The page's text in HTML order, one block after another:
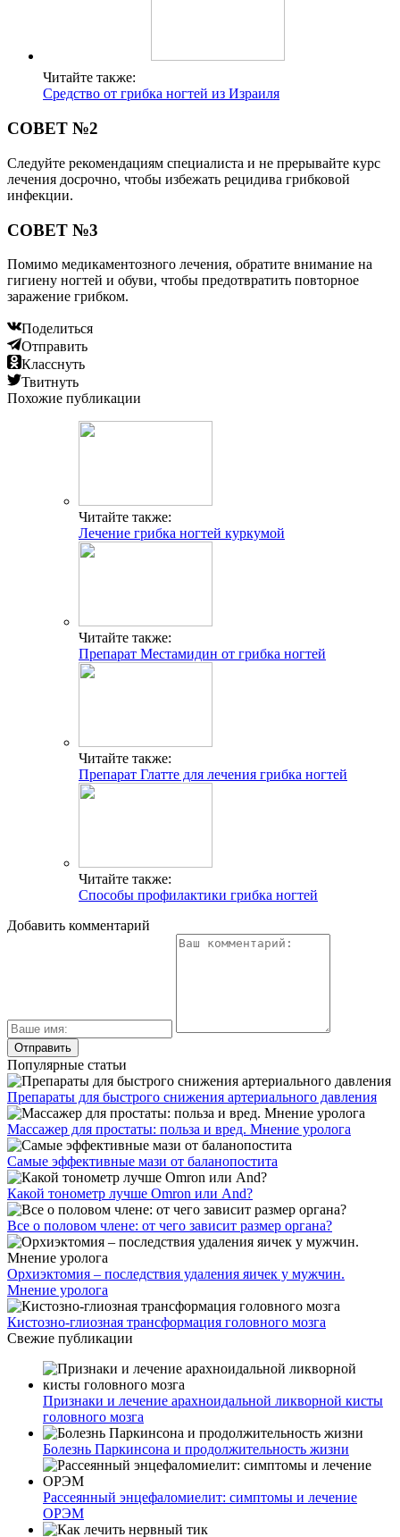
Читайте также:
Средство от грибка ногтей из Израиля
СОВЕТ №2
Следуйте рекомендациям специалиста и не прерывайте курс
лечения досрочно, чтобы избежать рецидива грибковой
инфекции.
СОВЕТ №3
Помимо медикаментозного лечения, обратите внимание на
гигиену ногтей и обуви, чтобы предотвратить повторное
заражение грибком.
Поделиться
Отправить
Класснуть
Твитнуть
Похожие публикации
Читайте также:
Лечение грибка ногтей куркумой
Читайте также:
Препарат Местамидин от грибка ногтей
Читайте также:
Препарат Глатте для лечения грибка ногтей
Читайте также:
Способы профилактики грибка ногтей
Добавить комментарий
Популярные статьи
Препараты для быстрого снижения артериального давления
Массажер для простаты: польза и вред. Мнение уролога
Самые эффективные мази от баланопостита
Какой тонометр лучше Omron или And?
Все о половом члене: от чего зависит размер органа?
Орхиэктомия – последствия удаления яичек у мужчин.
Мнение уролога
Кистозно-глиозная трансформация головного мозга
Свежие публикации
Признаки и лечение арахноидальной ликворной кисты
головного мозга
Болезнь Паркинсона и продолжительность жизни
Рассеянный энцефаломиелит: симптомы и лечение
ОРЭМ